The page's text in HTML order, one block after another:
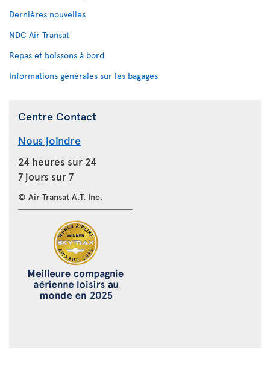
Dernières nouvelles
NDC Air Transat
Repas et boissons à bord
Informations générales sur les bagages
Centre Contact
Nous joindre
24 heures sur 24
7 jours sur 7
© Air Transat A.T. Inc.